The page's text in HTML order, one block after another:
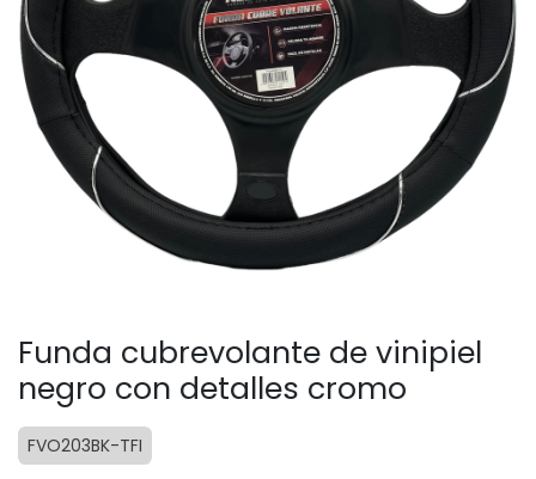
Funda cubrevolante de vinipiel
negro con detalles cromo
FVO203BK-TFI